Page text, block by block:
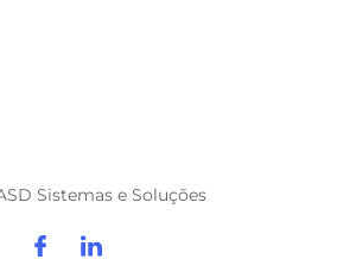
Sistemas e Soluções